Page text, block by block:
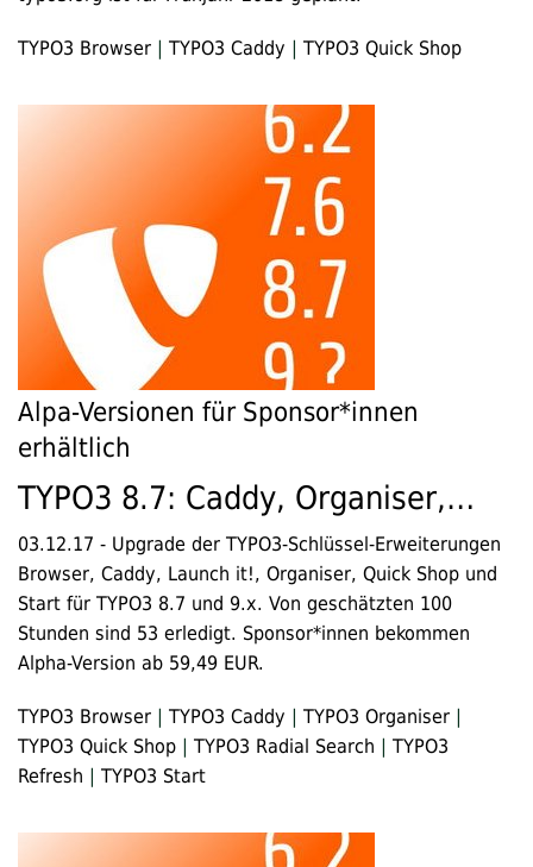
TYPO3 Browser TYPO3 Caddy TYPO3 Quick Shop
Alpa-Versionen für Sponsor*innen
erhältlich
TYPO3 8.7: Caddy, Organiser,…
03.12.17 - Upgrade der TYPO3-Schlüssel-Erweiterungen
Browser, Caddy, Launch it!, Organiser, Quick Shop und
Start für TYPO3 8.7 und 9.x. Von geschätzten 100
Stunden sind 53 erledigt. Sponsor*innen bekommen
Alpha-Version ab 59,49 EUR.
TYPO3 Browser | TYPO3 Caddy | TYPO3 Organiser |
TYPO3 Quick Shop | TYPO3 Radial Search | TYPO3
Refresh | TYPO3 Start